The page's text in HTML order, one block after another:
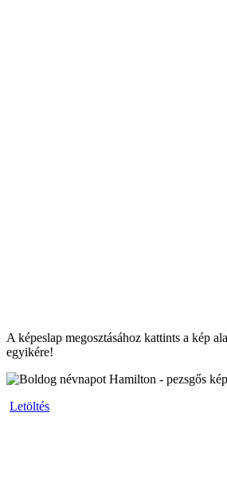
A képeslap megosztásához kattints a kép
egyikére!
Letöltés